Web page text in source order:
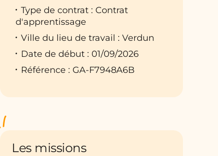
Type de contrat : Contrat
d'apprentissage
Ville du lieu de travail : Verdun
Date de début : 01/09/2026
Référence : GA-F7948A6B
Les missions